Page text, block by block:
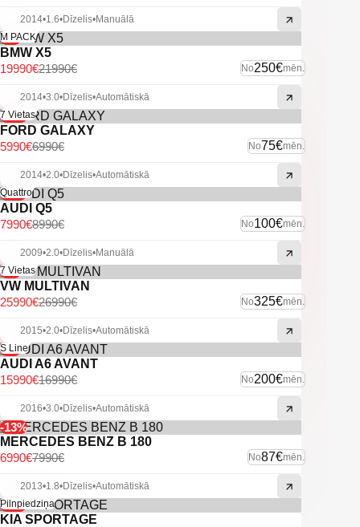
2014•1.6•Dīzelis•Manuālā
-9%
M PACK
BMW X5
No250€mēn.
21990€
19990€
2014•3.0•Dīzelis•Automātiskā
-14%
7 Vietas
FORD GALAXY
No75€mēn.
6990€
5990€
2014•2.0•Dīzelis•Automātiskā
-11%
Quattro
AUDI Q5
No100€mēn.
8990€
7990€
2009•2.0•Dīzelis•Manuālā
-4%
7 Vietas
VW MULTIVAN
No325€mēn.
26990€
25990€
2015•2.0•Dīzelis•Automātiskā
-6%
S Line
AUDI A6 AVANT
No200€mēn.
16990€
15990€
2016•3.0•Dīzelis•Automātiskā
-13%
MERCEDES BENZ B 180
No87€mēn.
7990€
6990€
2013•1.8•Dīzelis•Automātiskā
-11%
Pilnpiedziņa
KIA SPORTAGE